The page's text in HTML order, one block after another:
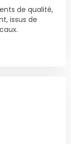
de qualité,
issus de